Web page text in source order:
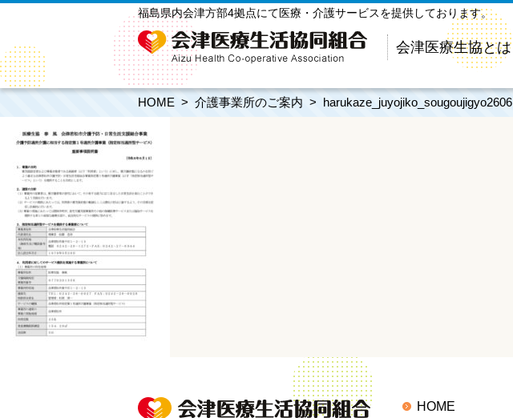
福島県内会津方部4拠点にて医療・介護サービスを提供しております。
会津医療生協とは
HOME 介護事業所のご案内 harukaze_juyojiko_sougoujigyo2606
HOME